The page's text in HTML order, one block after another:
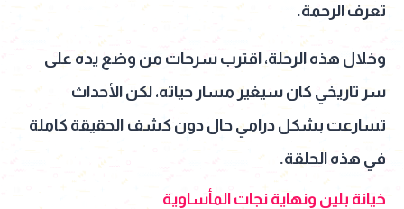
تعرف الرحمة.
وخلال هذه الرحلة، اقترب سرحات من وضع يده على
سر تاريخي كان سيغير مسار حياته، لكن الأحداث
تسارعت بشكل درامي حال دون كشف الحقيقة كاملة
في هذه الحلقة.
خيانة بلين ونهاية نجات المأساوية